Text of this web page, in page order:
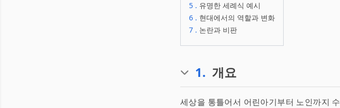
5 . 유명한 세례식 예시
6 . 현대에서의 역할과 변화
7 . 논란과 비판
1. 개요
세상을 통틀어서 어린아기부터 노인까지